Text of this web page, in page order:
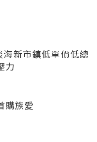
新市鎮低單價低總
力
購族愛